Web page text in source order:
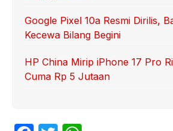
Google Pixel 10a Resmi Dirilis,
Kecewa Bilang Begini
HP China Mirip iPhone 17 Pro
Cuma Rp 5 Jutaan